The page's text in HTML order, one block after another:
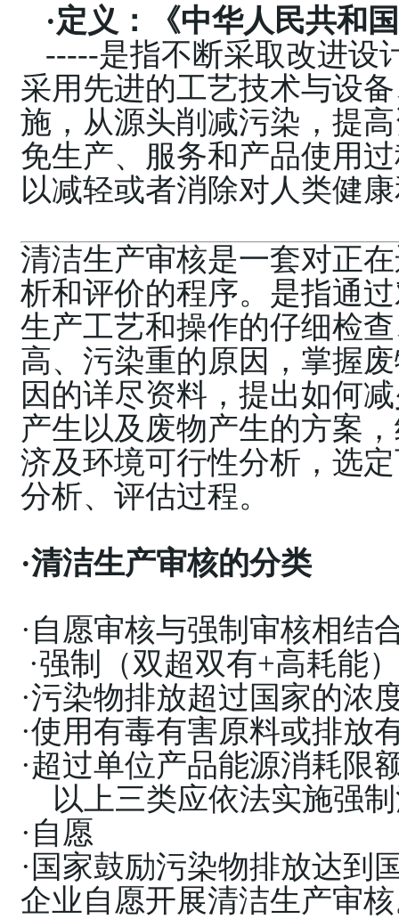
·定义：《中华人民共和
-----是指不断采取改进设
采用先进的工艺技术与设
施，从源头削减污染，提
免生产、服务和产品使用
以减轻或者消除对人类健
清洁生产审核是一套对正
析和评价的程序。是指通
生产工艺和操作的仔细检
高、污染重的原因，掌握
因的详尽资料，提出如何
产生以及废物产生的方案
济及环境可行性分析，选
分析、评估过程。
·清洁生产审核的分类
· 自愿审核与强制审核相结
·强制（双超双有+高耗
·污染物排放超过国家的浓
·使用有毒有害原料或排放
·超过单位产品能源消耗限
以上三类应依法实施强
·自愿
·国家鼓励污染物排放达到
企业自愿开展清洁生产审